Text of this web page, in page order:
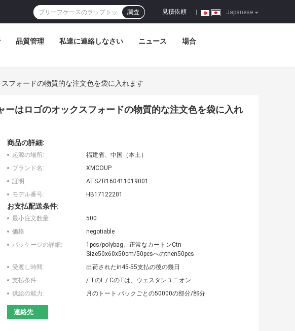
Japanese
見積依頼
調査
品質管理 私達に連絡しなさい ニュース 場合
フォードの物質的な注文色を袋に入れます
はロゴのオックスフォードの物質的な注文色を袋に入れ
商品の詳細:
起源の場所:
福建省、中国（本土）
ブランド名:
XMCOUP
証明:
ATSZR160411019001
モデル番号:
HB17122201
お支払配送条件:
最小注文数量:
500
価格:
negotiable
パッケージの詳細:
1pcs/polybag、正常なカートンCtn
Size50x60x50cm/50pcsへのthen50pcs
受渡し時間:
出荷されたin45-55支払の後の幾日
支払条件:
/ TのL / CのTは、ウェスタンユニオン
供給の能力:
月のトート バックごとの50000の部分/部分
連絡先